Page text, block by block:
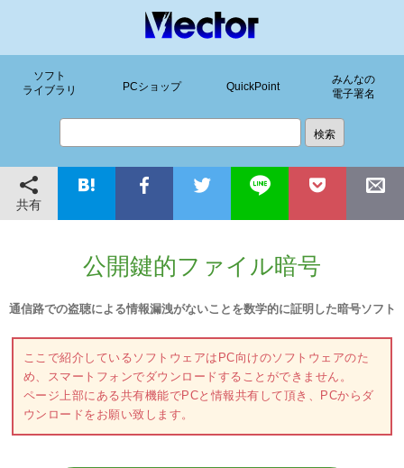
ソフト
ライブラリ
PCショップ QuickPoint
みんなの
電子署名
共有
公開鍵的ファイル暗号
通信路での盗聴による情報漏洩がないことを数学的に証明した暗号ソフト
ここで紹介しているソフトウェアはPC向けのソフトウェアのた
め、スマートフォンでダウンロードすることができません。
ページ上部にある共有機能でPCと情報共有して頂き、PCからダ
ウンロードをお願い致します。